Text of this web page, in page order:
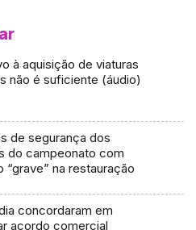
à aquisição de viaturas
não é suficiente (áudio)
de segurança dos
do campeonato com
“grave” na restauração
concordaram em
acordo comercial